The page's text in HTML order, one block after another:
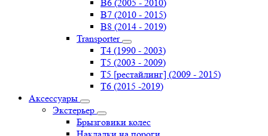
B6 (2005 - 2010)
B7 (2010 - 2015)
B8 (2014 - 2019)
Transporter
Т4 (1990 - 2003)
Т5 (2003 - 2009)
Т5 [рестайлинг] (2009 - 2015)
Т6 (2015 -2019)
Аксессуары
Экстерьер
Брызговики колес